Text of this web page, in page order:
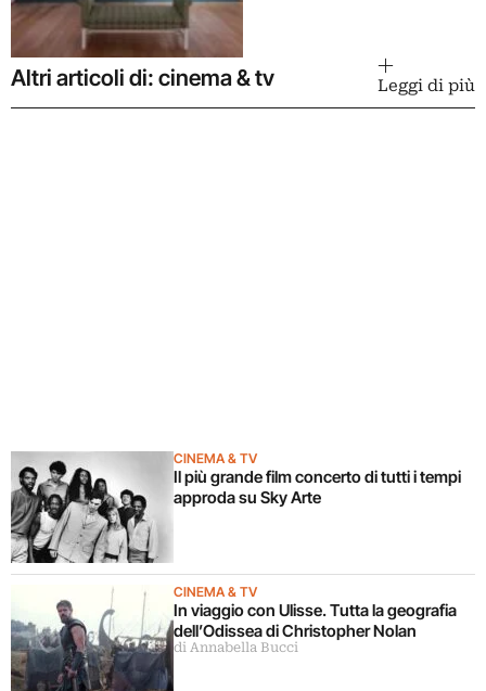
Altri articoli di: cinema & tv Leggi di più
CINEMA & TV
Il più grande film concerto di tutti i tempi
approda su Sky Arte
CINEMA & TV
In viaggio con Ulisse. Tutta la geografia
dell’Odissea di Christopher Nolan
di Annabella Bucci